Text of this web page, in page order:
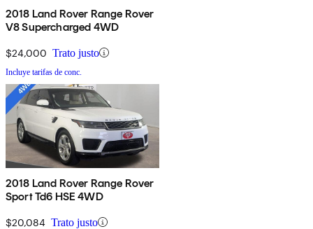
2018 Land Rover Range Rover
V8 Supercharged 4WD
$24,000 Trato justo
Incluye tarifas de conc.
2018 Land Rover Range Rover
Sport Td6 HSE 4WD
$20,084 Trato justo